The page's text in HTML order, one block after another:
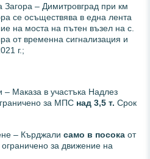
Загора – Димитровград при км
се осъществява в една лента
на моста на пътен възел на с.
от временна сигнализация и
г.;
Маказа в участъка Надлез
за МПС над 3,5 т. Срок
– Кърджали само в посока от
за движение на